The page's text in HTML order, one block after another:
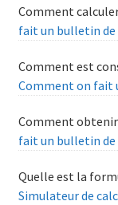
Comment
fait un bulletin de
Comment est
Comment on fait
Comment
fait un bulletin de
Quelle est la
Simulateur de